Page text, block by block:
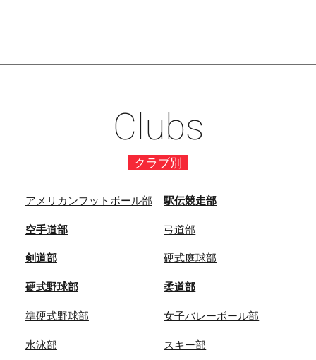
Clubs
クラブ別
アメリカンフットボール部 駅伝競走部
空手道部 弓道部
剣道部 硬式庭球部
硬式野球部 柔道部
準硬式野球部 女子バレーボール部
水泳部 スキー部